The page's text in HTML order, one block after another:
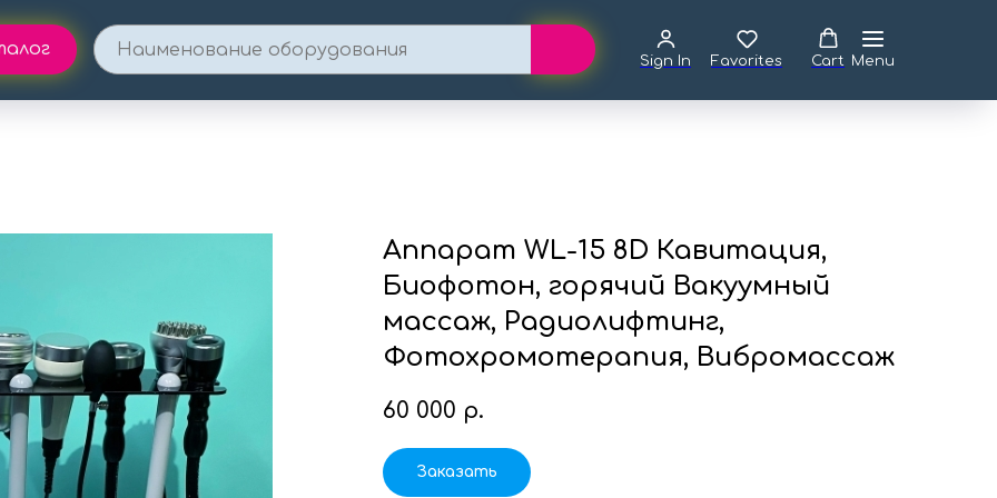
Sign In Favorites Cart Menu
Аппарат WL-15 8D Кавитация,
Биофотон, горячий Вакуумный
массаж, Радиолифтинг,
Фотохромотерапия, Вибромассаж
60 000 р.
Заказать